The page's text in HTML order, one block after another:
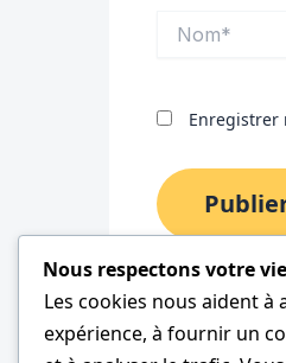
Enregistrer
Nous respectons votre
Les cookies nous aident
expérience, à fournir un